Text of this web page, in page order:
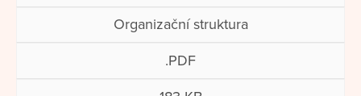
Organizační struktura
.PDF